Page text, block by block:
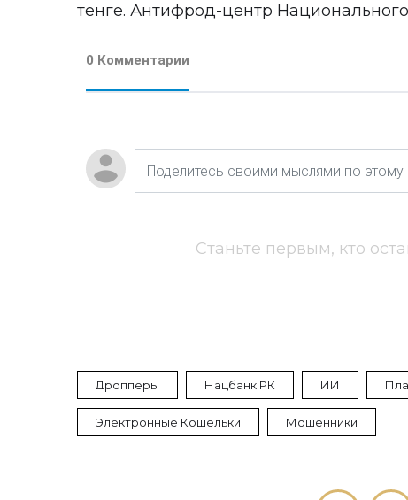
тенге. Антифрод-центр
0 Комментарии
Станьте первым, кто
Дропперы Нацбанк РК ИИ
Электронные Кошельки Мошенники